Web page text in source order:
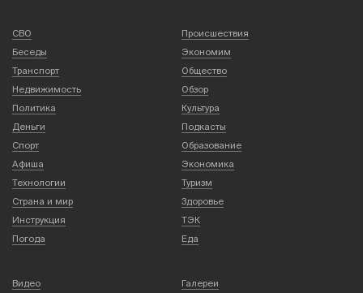
СВО
Происшествия
Беседы
Экономим
Транспорт
Общество
Недвижимость
Обзор
Политика
Культура
Деньги
Подкасты
Спорт
Образование
Афиша
Экономика
Технологии
Туризм
Страна и мир
Здоровье
Инструкция
ТЭК
Погода
Еда
Видео
Галереи